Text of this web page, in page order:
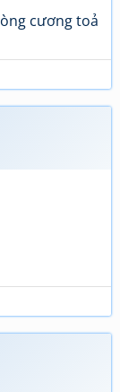
cương toả